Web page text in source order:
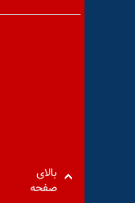
بالای
صفحه